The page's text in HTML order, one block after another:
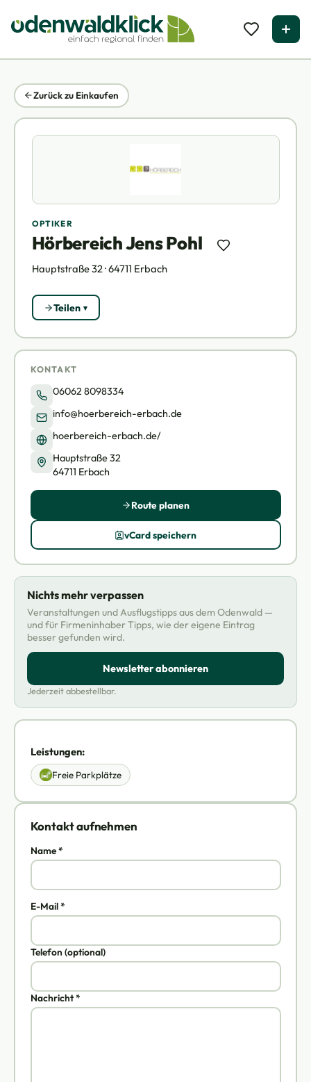
Zurück zu Einkaufen
OPTIKER
Hörbereich Jens Pohl
Hauptstraße 32 · 64711 Erbach
Teilen
Leistungen:
Freie Parkplätze
Kontakt aufnehmen
Name *
E-Mail *
Telefon (optional)
Nachricht *
KONTAKT
06062 8098334
info@hoerbereich-erbach.de
hoerbereich-erbach.de/
Hauptstraße 32
64711 Erbach
Route planen
vCard speichern
Nichts mehr verpassen
Veranstaltungen und Ausflugstipps aus dem Odenwald —
und für Firmeninhaber Tipps, wie der eigene Eintrag
besser gefunden wird.
Newsletter abonnieren
Jederzeit abbestellbar.